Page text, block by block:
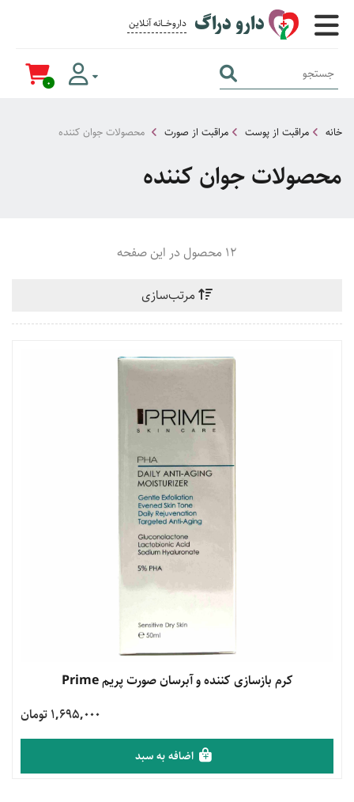
دارو دراگ داروخــــانه آنــلاین برای همــه
0
خانه مراقبت از پوست مراقبت از صورت محصولات جوان کننده
محصولات جوان کننده
12 محصول در این صفحه
مرتب‌سازی
مشاهده محصول
کرم بازسازی کننده و آبرسان صورت پریم Prime
1,695,000 تومان
اضافه به سبد